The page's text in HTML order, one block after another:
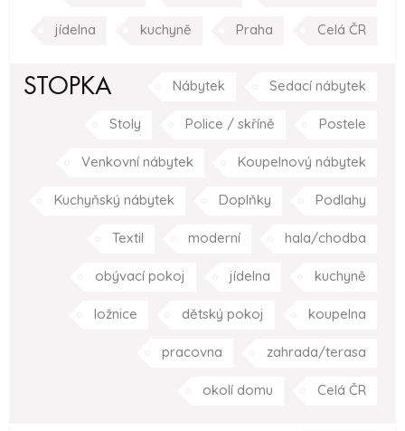
jídelna kuchyně Praha Celá ČR
STOPKA Nábytek Sedací nábytek
Stoly Police / skříně Postele
Venkovní nábytek Koupelnový nábytek
Kuchyňský nábytek Doplňky Podlahy
Textil moderní hala/chodba
obývací pokoj jídelna kuchyně
ložnice dětský pokoj koupelna
pracovna zahrada/terasa
okolí domu Celá ČR